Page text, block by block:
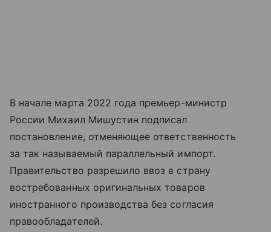
В начале марта 2022 года премьер-министр
России Михаил Мишустин подписал
постановление, отменяющее ответственность
за так называемый параллельный импорт.
Правительство разрешило ввоз в страну
востребованных оригинальных товаров
иностранного производства без согласия
правообладателей.